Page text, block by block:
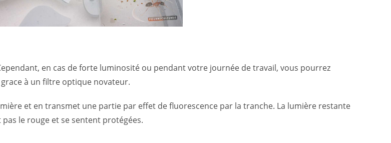
en cas de forte luminosité ou pendant votre journée de travail, vous pourrez
à un filtre optique novateur.
et en transmet une partie par effet de fluorescence par la tranche. La lumière restante
le rouge et se sentent protégées.